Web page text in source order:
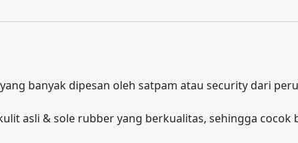
banyak dipesan oleh satpam atau security dari
asli & sole rubber yang berkualitas, sehingga